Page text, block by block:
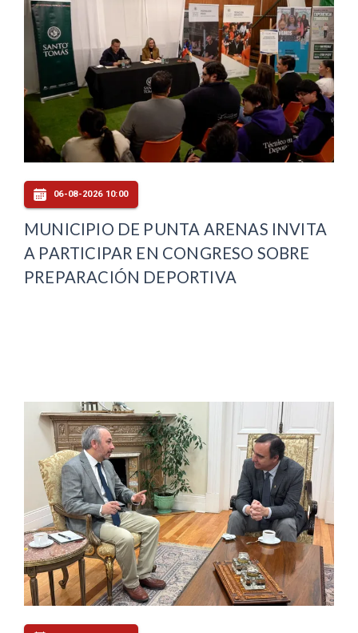
06-08-2026 10:00
MUNICIPIO DE PUNTA ARENAS INVITA
A PARTICIPAR EN CONGRESO SOBRE
PREPARACIÓN DEPORTIVA